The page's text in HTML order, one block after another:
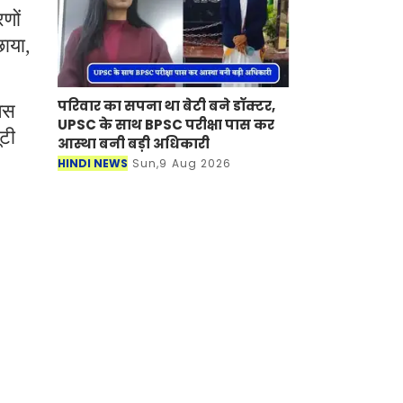
परिवार का सपना था बेटी बने डॉक्टर,
UPSC के साथ BPSC परीक्षा पास कर
आस्था बनी बड़ी अधिकारी
HINDI NEWS Sun,9 Aug 2026